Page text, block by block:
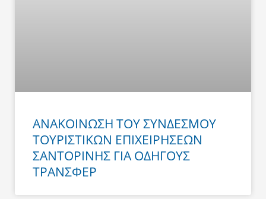
ΑΝΑΚΟΙΝΩΣΗ ΤΟΥ ΣΥΝΔΕΣΜΟΥ
ΤΟΥΡΙΣΤΙΚΩΝ ΕΠΙΧΕΙΡΗΣΕΩΝ
ΣΑΝΤΟΡΙΝΗΣ ΓΙΑ ΟΔΗΓΟΥΣ
ΤΡΑΝΣΦΕΡ